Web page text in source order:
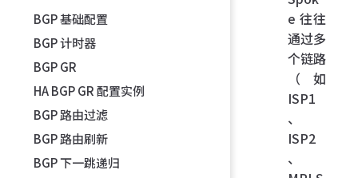
BGP 基础配置
BGP 计时器
BGP GR
HA BGP GR 配置实例
BGP 路由过滤
BGP 路由刷新
BGP 下一跳递归
e 往往
通过多
个链路
（如
ISP1
、
ISP2
、